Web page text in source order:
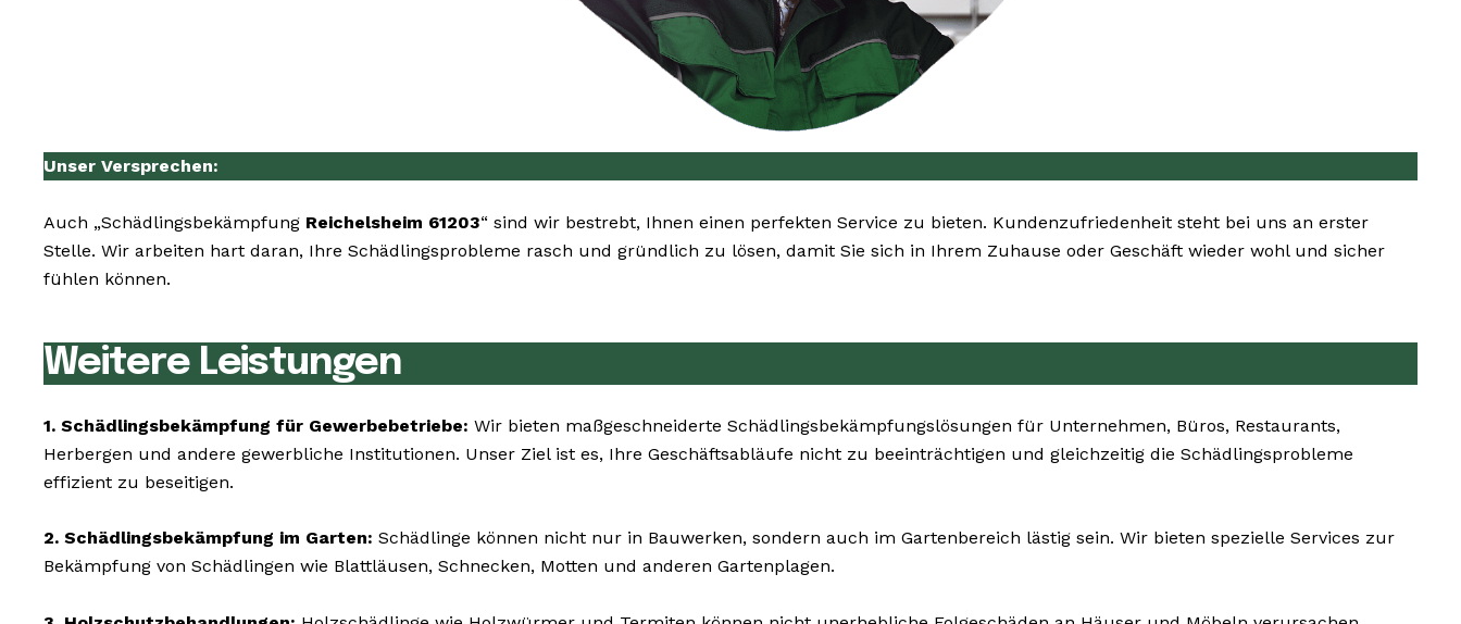
Unser Versprechen:
Auch „Schädlingsbekämpfung Reichelsheim 61203“ sind wir bestrebt, Ihnen einen perfekten Service zu bieten. Kundenzufriedenheit steht bei uns an erster
Stelle. Wir arbeiten hart daran, Ihre Schädlingsprobleme rasch und gründlich zu lösen, damit Sie sich in Ihrem Zuhause oder Geschäft wieder wohl und sicher
fühlen können.
Weitere Leistungen
1. Schädlingsbekämpfung für Gewerbebetriebe: Wir bieten maßgeschneiderte Schädlingsbekämpfungslösungen für Unternehmen, Büros, Restaurants,
Herbergen und andere gewerbliche Institutionen. Unser Ziel ist es, Ihre Geschäftsabläufe nicht zu beeinträchtigen und gleichzeitig die Schädlingsprobleme
effizient zu beseitigen.
2. Schädlingsbekämpfung im Garten: Schädlinge können nicht nur in Bauwerken, sondern auch im Gartenbereich lästig sein. Wir bieten spezielle Services zur
Bekämpfung von Schädlingen wie Blattläusen, Schnecken, Motten und anderen Gartenplagen.